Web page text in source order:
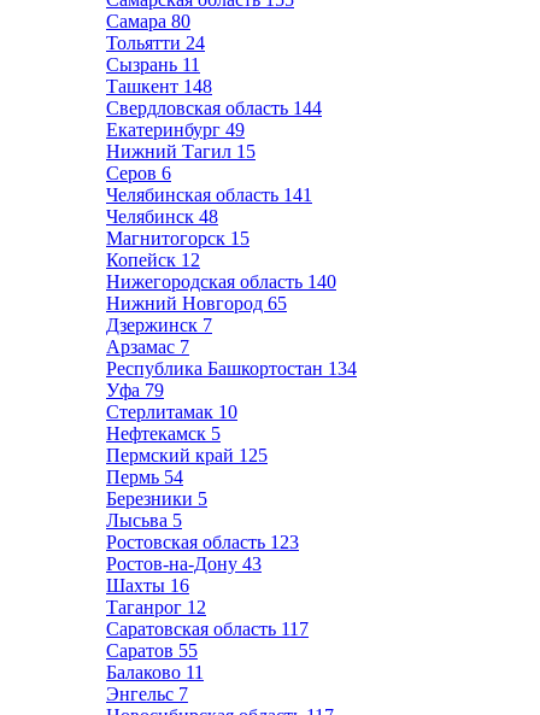
Самара 80
Тольятти 24
Сызрань 11
Ташкент 148
Свердловская область 144
Екатеринбург 49
Нижний Тагил 15
Серов 6
Челябинская область 141
Челябинск 48
Магнитогорск 15
Копейск 12
Нижегородская область 140
Нижний Новгород 65
Дзержинск 7
Арзамас 7
Республика Башкортостан 134
Уфа 79
Стерлитамак 10
Нефтекамск 5
Пермский край 125
Пермь 54
Березники 5
Лысьва 5
Ростовская область 123
Ростов-на-Дону 43
Шахты 16
Таганрог 12
Саратовская область 117
Саратов 55
Балаково 11
Энгельс 7